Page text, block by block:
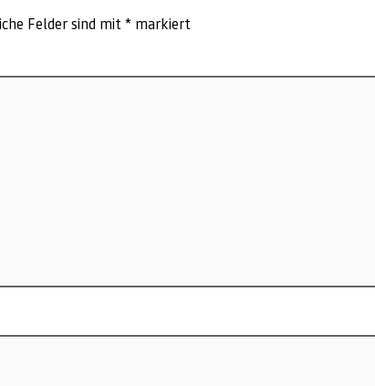
Felder sind mit * markiert